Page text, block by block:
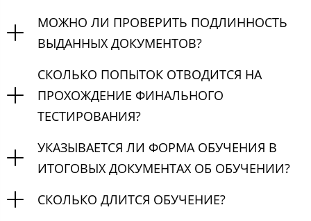
МОЖНО ЛИ ПРОВЕРИТЬ ПОДЛИННОСТЬ
ВЫДАННЫХ ДОКУМЕНТОВ?
СКОЛЬКО ПОПЫТОК ОТВОДИТСЯ НА
ПРОХОЖДЕНИЕ ФИНАЛЬНОГО
ТЕСТИРОВАНИЯ?
УКАЗЫВАЕТСЯ ЛИ ФОРМА ОБУЧЕНИЯ В
ИТОГОВЫХ ДОКУМЕНТАХ ОБ ОБУЧЕНИИ?
СКОЛЬКО ДЛИТСЯ ОБУЧЕНИЕ?